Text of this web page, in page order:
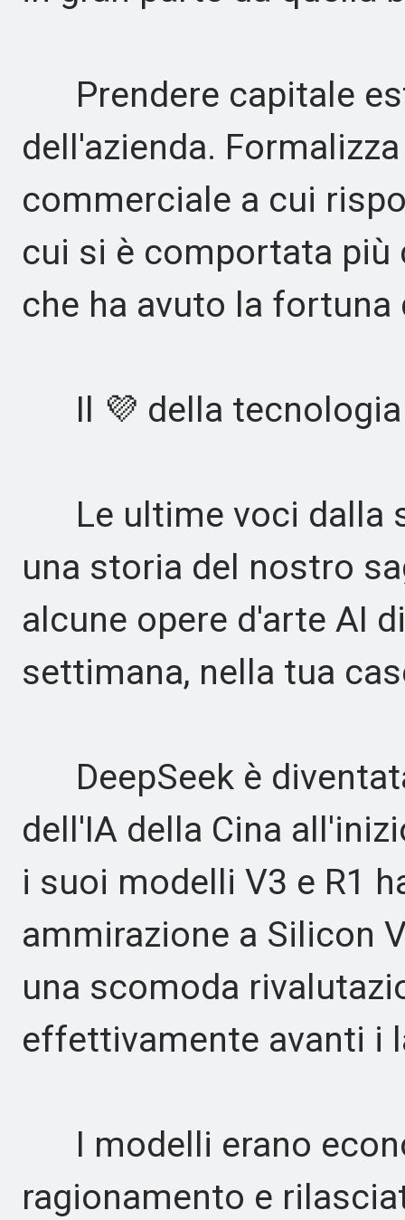
Prendere capitale
dell'azienda.
commerciale a cui
cui si è comportata
che ha avuto la fortuna
Il 💜 della tecnologia
Le ultime voci dalla
una storia del nostro
alcune opere d'arte AI
settimana, nella tua
DeepSeek è
dell'IA della Cina
i suoi modelli V3 e R1
ammirazione a Silicon
una scomoda
effettivamente avanti i
I modelli erano
ragionamento e